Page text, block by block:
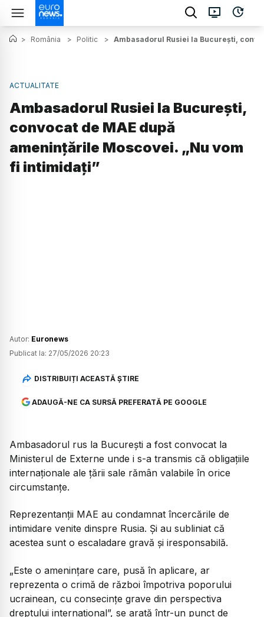
> România > Politic > Ambasadorul Rusiei la București,
ACTUALITATE
Ambasadorul Rusiei la București,
convocat de MAE după
amenințările Moscovei. „Nu vom
fi intimidați”
Autor: Euronews
Publicat la: 27/05/2026 20:23
DISTRIBUIȚI ACEASTĂ ȘTIRE
ADAUGĂ-NE CA SURSĂ PREFERATĂ PE GOOGLE
Ambasadorul rus la București a fost convocat la
Ministerul de Externe unde i s-a transmis că obligațiile
internaționale ale țării sale rămân valabile în orice
circumstanțe.
Reprezentanții MAE au condamnat încercările de
intimidare venite dinspre Rusia. Și au subliniat că
acestea sunt o escaladare gravă și iresponsabilă.
„Este o amenințare care, pusă în aplicare, ar
reprezenta o crimă de război împotriva poporului
ucrainean, cu consecințe grave din perspectiva
dreptului internațional”, se arată într-un punct de